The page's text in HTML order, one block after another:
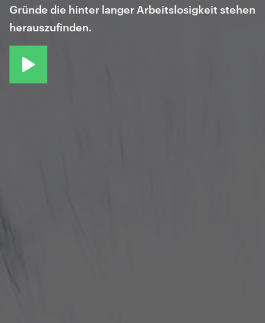
Gründe die hinter langer Arbeitslosigkeit stehen
herauszufinden.